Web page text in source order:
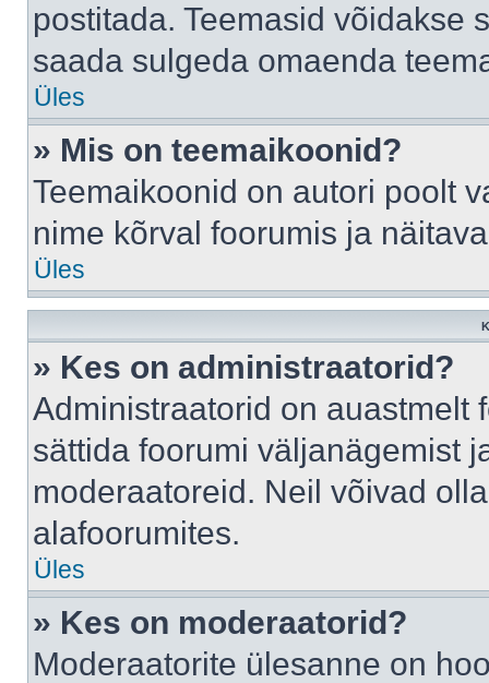
postitada. Teemasid võidakse
saada sulgeda omaenda
Üles
» Mis on teemaikoonid?
Teemaikoonid on autori poolt
nime kõrval foorumis ja
Üles
» Kes on administraatorid?
Administraatorid on auastmelt
sättida foorumi väljanägemist
moderaatoreid. Neil võivad
alafoorumites.
Üles
» Kes on moderaatorid?
Moderaatorite ülesanne on